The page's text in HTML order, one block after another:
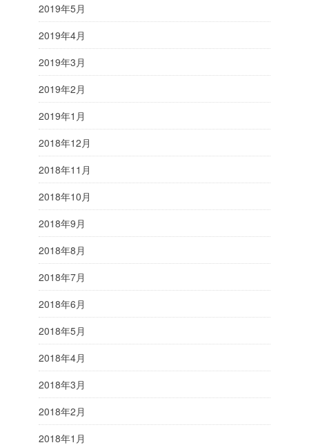
2019年5月
2019年4月
2019年3月
2019年2月
2019年1月
2018年12月
2018年11月
2018年10月
2018年9月
2018年8月
2018年7月
2018年6月
2018年5月
2018年4月
2018年3月
2018年2月
2018年1月